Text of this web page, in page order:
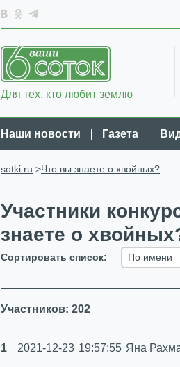
Для тех, кто любит землю
Наши новости Газета
sotki.ru >Что вы знаете о хвойных?
Участники
знаете о
Сортировать список: По имени
Участников: 202
1 2021-12-23 19:57:55 Яна